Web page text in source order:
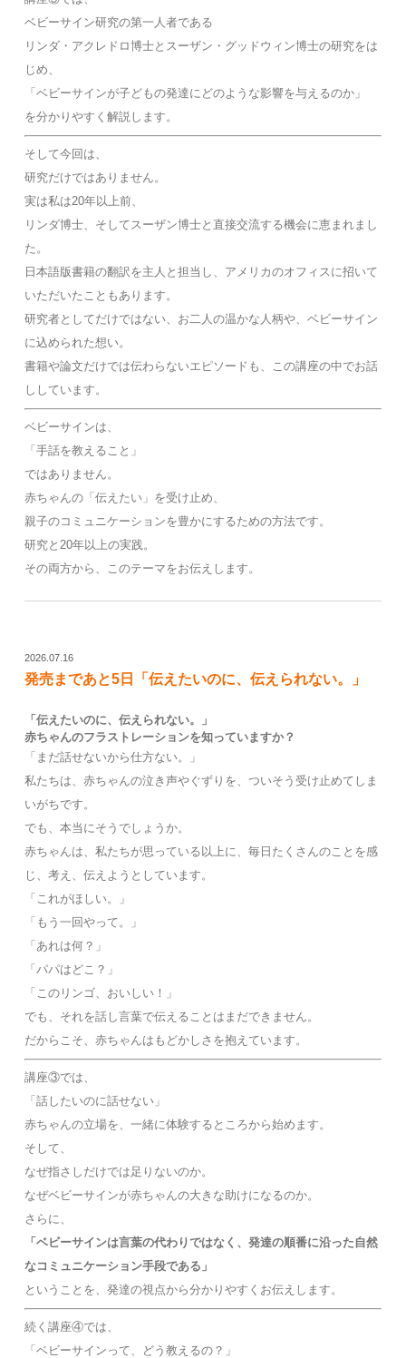
ベビーサイン研究の第一人者である
リンダ・アクレドロ博士とスーザン・グッドウィン博士の研究をは
じめ、
「ベビーサインが子どもの発達にどのような影響を与えるのか」
を分かりやすく解説します。
そして今回は、
研究だけではありません。
実は私は20年以上前、
リンダ博士、そしてスーザン博士と直接交流する機会に恵まれまし
た。
日本語版書籍の翻訳を主人と担当し、アメリカのオフィスに招いて
いただいたこともあります。
研究者としてだけではない、お二人の温かな人柄や、ベビーサイン
に込められた想い。
書籍や論文だけでは伝わらないエピソードも、この講座の中でお話
ししています。
ベビーサインは、
「手話を教えること」
ではありません。
赤ちゃんの「伝えたい」を受け止め、
親子のコミュニケーションを豊かにするための方法です。
研究と20年以上の実践。
その両方から、このテーマをお伝えします。
2026.07.16
発売まであと5日「伝えたいのに、伝えられない。」
「伝えたいのに、伝えられない。」
赤ちゃんのフラストレーションを知っていますか？
「まだ話せないから仕方ない。」
私たちは、赤ちゃんの泣き声やぐずりを、ついそう受け止めてしま
いがちです。
でも、本当にそうでしょうか。
赤ちゃんは、私たちが思っている以上に、毎日たくさんのことを感
じ、考え、伝えようとしています。
「これがほしい。」
「もう一回やって。」
「あれは何？」
「パパはどこ？」
「このリンゴ、おいしい！」
でも、それを話し言葉で伝えることはまだできません。
だからこそ、赤ちゃんはもどかしさを抱えています。
講座③では、
「話したいのに話せない」
赤ちゃんの立場を、一緒に体験するところから始めます。
そして、
なぜ指さしだけでは足りないのか。
なぜベビーサインが赤ちゃんの大きな助けになるのか。
さらに、
「ベビーサインは言葉の代わりではなく、発達の順番に沿った自然
なコミュニケーション手段である」
ということを、発達の視点から分かりやすくお伝えします。
続く講座④では、
「ベビーサインって、どう教えるの？」